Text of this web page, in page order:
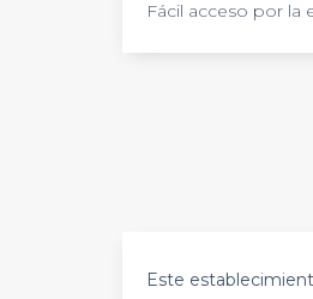
Fácil acceso por la
Este